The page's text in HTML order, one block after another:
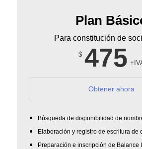
Plan
Para constitución de
$ 475
Obtener ahora
Búsqueda de disponibilidad de
Elaboración y registro de escritura de
Preparación e inscripción de Balance